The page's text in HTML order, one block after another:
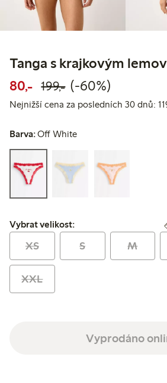
Tanga s krajkovým
80,- Snížená cena: 80,00
199,-Běžná cena:
60% sleva
(-60%)
Nejnižší cena za posledních 30 dnů:
Barva:Off White
Vybrat velikost:
Vybrat velikost:
XS S M
XXL
Vyprodáno